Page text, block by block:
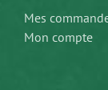
Mes
Mon compte